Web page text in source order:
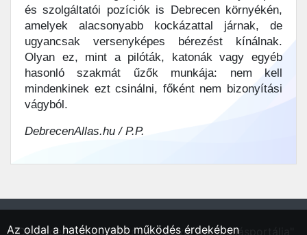
és szolgáltatói pozíciók is Debrecen környékén,
amelyek alacsonyabb kockázattal járnak, de
ugyancsak versenyképes bérezést kínálnak.
Olyan ez, mint a pilóták, katonák vagy egyéb
hasonló szakmát űzők munkája: nem kell
mindenkinek ezt csinálni, főként nem bizonyítási
vágyból.
DebrecenAllas.hu / P.P.
"Debrecen, Hajdú-Bihar vármegyei régió állásportálja"
Az oldal a hatékonyabb működés érdekében